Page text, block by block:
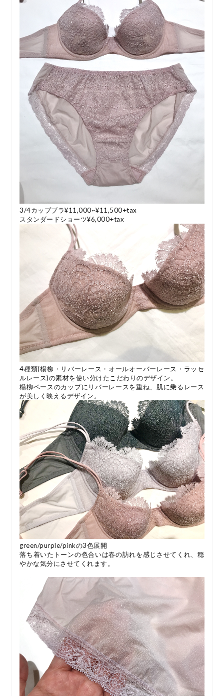
3/4カップブラ¥11,000~¥11,500+tax
スタンダードショーツ¥6,000+tax
4種類(楊柳・リバーレース・オールオーバーレース・ラッセ
ルレース)の素材を使い分けたこだわりのデザイン。
楊柳ベースのカップにリバーレースを重ね、肌に乗るレース
が美しく映えるデザイン。
green/purple/pinkの3色展開
落ち着いたトーンの色合いは春の訪れを感じさせてくれ、穏
やかな気分にさせてくれます。